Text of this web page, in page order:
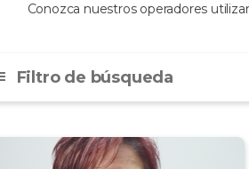
Conozca nuestros operadores
Filtro de búsqueda